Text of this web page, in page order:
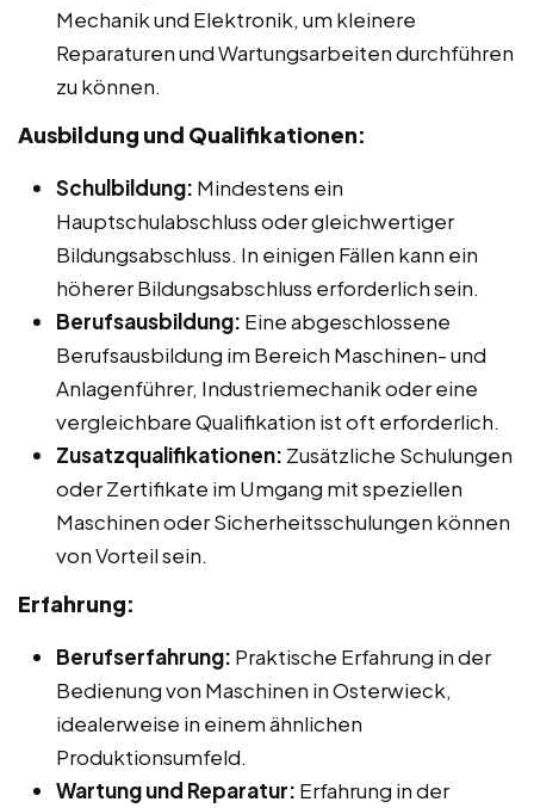
Mechanik und Elektronik, um kleinere
Reparaturen und Wartungsarbeiten durchführen
zu können.
Ausbildung und Qualifikationen:
Schulbildung: Mindestens ein
Hauptschulabschluss oder gleichwertiger
Bildungsabschluss. In einigen Fällen kann ein
höherer Bildungsabschluss erforderlich sein.
Berufsausbildung: Eine abgeschlossene
Berufsausbildung im Bereich Maschinen- und
Anlagenführer, Industriemechanik oder eine
vergleichbare Qualifikation ist oft erforderlich.
Zusatzqualifikationen: Zusätzliche Schulungen
oder Zertifikate im Umgang mit speziellen
Maschinen oder Sicherheitsschulungen können
von Vorteil sein.
Erfahrung:
Berufserfahrung: Praktische Erfahrung in der
Bedienung von Maschinen in Osterwieck,
idealerweise in einem ähnlichen
Produktionsumfeld.
Wartung und Reparatur: Erfahrung in der